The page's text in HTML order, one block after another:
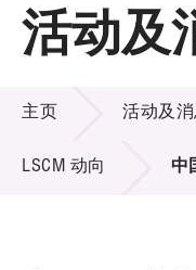
主页
关于LSCM
技术商品化
项目及资助计
活动及消息
活动及
活动及消息
主页 活动及
LSCM 动向 中